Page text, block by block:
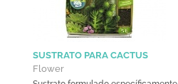
SUSTRATO PARA CACTUS
Flower